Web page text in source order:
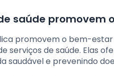
saúde promovem
promovem o bem-
serviços de saúde. Elas
saudável e prevenindo